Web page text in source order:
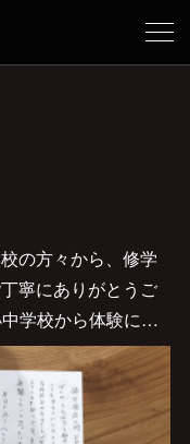
の方々から、修学
寧にありがとうご
学校から体験に…